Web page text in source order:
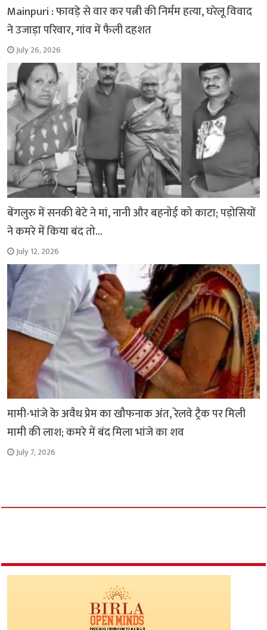
Mainpuri : फावड़े से वार कर पत्नी की निर्मम हत्या, घरेलू विवाद
ने उजाड़ा परिवार, गांव में फैली दहशत
July 26, 2026
बेंगलुरु में सनकी बेटे ने मां, नानी और बहनोई को काटा; पड़ोसियों
ने कमरे में किया बंद तो…
July 12, 2026
मामी-भांजे के अवैध प्रेम का खौफनाक अंत, रेलवे ट्रैक पर मिली
मामी की लाश; कमरे में बंद मिला भांजे का शव
July 7, 2026